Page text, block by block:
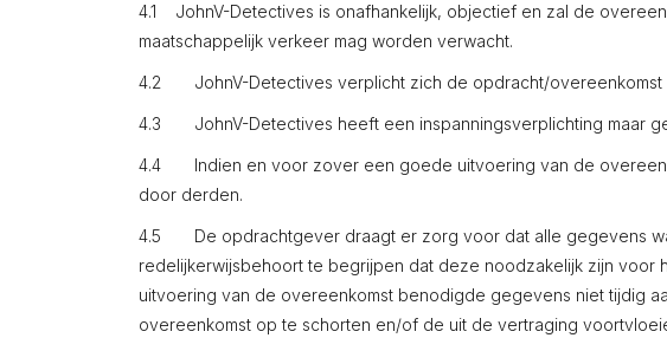
4.1 JohnV-Detectives is onafhankelijk, objectief en zal de
maatschappelijk verkeer mag worden verwacht.
4.2 JohnV-Detectives verplicht zich de opdracht/overeenkomst
4.3 JohnV-Detectives heeft een inspanningsverplichting maar
4.4 Indien en voor zover een goede uitvoering van de
door derden.
4.5 De opdrachtgever draagt er zorg voor dat alle gegevens
redelijkerwijsbehoort te begrijpen dat deze noodzakelijk zijn voor
uitvoering van de overeenkomst benodigde gegevens niet tijdig
overeenkomst op te schorten en/of de uit de vertraging